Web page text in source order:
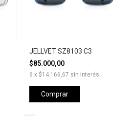
JELLVET SZ8103 C3
$85.000,00
6 x $14.166,67 sin interés
Comprar